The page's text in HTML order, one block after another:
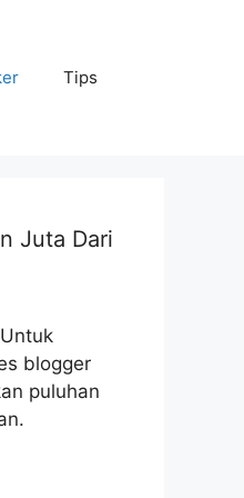
Tips
Juta Dari
blogger
puluhan